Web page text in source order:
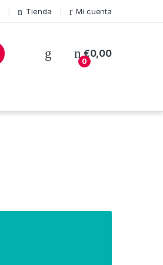
Tienda Mi cuenta
0
€0,00